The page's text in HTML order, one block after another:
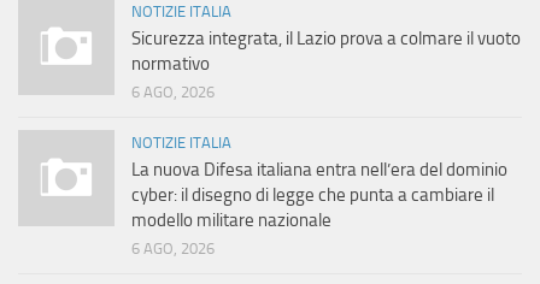
NOTIZIE ITALIA
Sicurezza integrata, il Lazio prova a colmare il vuoto
normativo
6 AGO, 2026
NOTIZIE ITALIA
La nuova Difesa italiana entra nell’era del dominio
cyber: il disegno di legge che punta a cambiare il
modello militare nazionale
6 AGO, 2026